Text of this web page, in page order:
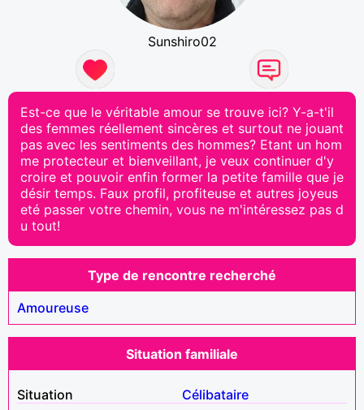
Sunshiro02
Est-ce que le véritable amour se trouve ici? Y-a-t'il
des femmes réellement sincères et surtout ne jouant
pas avec les sentiments des hommes? Etant un hom
me protecteur et bienveillant, je veux continuer d'y
croire et pouvoir enfin former la petite famille que je
désir temps. Faux profil, profiteuse et autres joyeus
eté passer votre chemin, vous ne m'intéressez pas d
u tout!
Type de rencontre recherché
Amoureuse
Situation familiale
Situation
Célibataire